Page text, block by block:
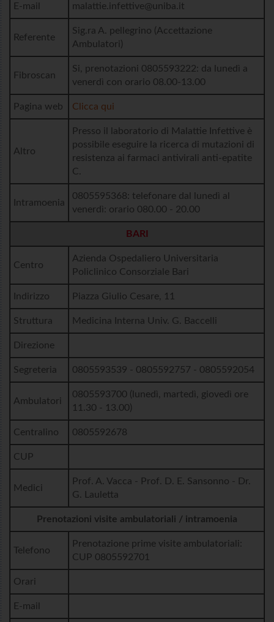
E-mail malattie.infettive@uniba.it
Referente
Sig.ra A. pellegrino (Accettazione
Ambulatori)
Fibroscan
Si, prenotazioni 0805593222: da lunedì a
venerdì con orario 08.00-13.00
Pagina web Clicca qui
Altro
Presso il laboratorio di Malattie Infettive è
possibile eseguire la ricerca di mutazioni di
resistenza ai farmaci antivirali anti-epatite
C.
Intramoenia
0805595368: telefonare dal lunedì al
venerdì: orario 080.00 - 20.00
BARI
Centro
Azienda Ospedaliero Universitaria
Policlinico Consorziale Bari
Indirizzo Piazza Giulio Cesare, 11
Struttura Medicina Interna Univ. G. Baccelli
Direzione
Segreteria 0805593539 - 0805592757 - 0805592054
Ambulatori
0805593700 (lunedì, martedì, giovedì ore
11.30 - 13.00)
Centralino 0805592678
CUP
Medici
Prof. A. Vacca - Prof. D. E. Sansonno - Dr.
G. Lauletta
Prenotazioni visite ambulatoriali / intramoenia
Telefono
Prenotazione prime visite ambulatoriali:
CUP 0805592701
Orari
E-mail